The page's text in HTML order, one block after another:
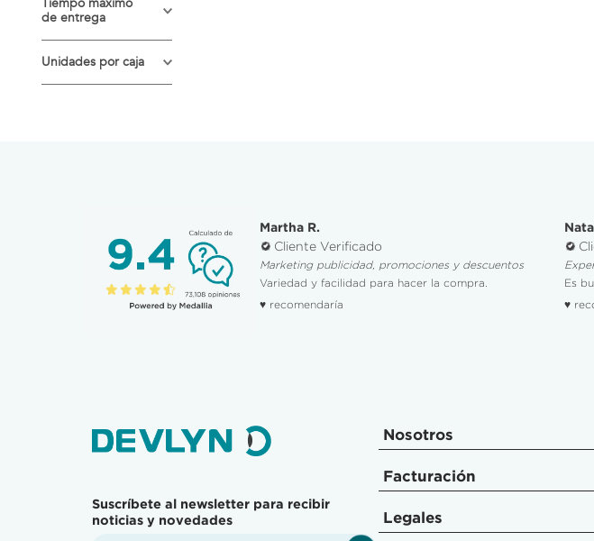
Uso cosmético
de entrega
5 dias hábiles
Unidades por caja
Martha R.
Cliente Verificado
Marketing publicidad, promociones y descuentos
Variedad y facilidad para hacer la compra.
♥ recomendaría
Es
♥
Suscríbete al newsletter para recibir
noticias y novedades
Nosotros
Facturación
Legales